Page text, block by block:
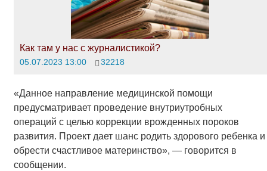
Как там у нас с журналистикой?
05.07.2023 13:00 32218
«Данное направление медицинской помощи
предусматривает проведение внутриутробных
операций с целью коррекции врожденных пороков
развития. Проект дает шанс родить здорового ребенка и
обрести счастливое материнство», — говорится в
сообщении.